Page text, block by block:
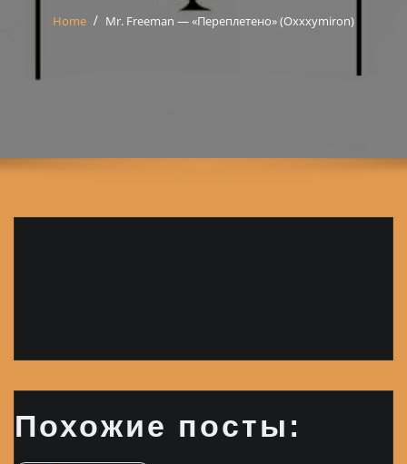
Home Mr. Freeman — «Переплетено» (Oxxxymiron)
Похожие посты: